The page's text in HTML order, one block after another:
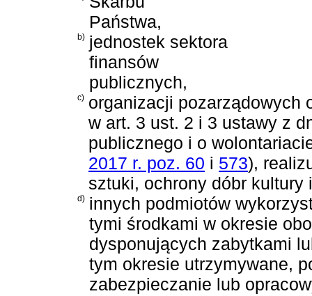
Państwa,
b) jednostek sektora
finansów
publicznych,
c) organizacji pozarządowych
w art. 3 ust. 2 i 3 ustawy z
publicznego i o
2017 r. poz. 60 i 573),
sztuki, ochrony dóbr
d) innych podmiotów
tymi środkami w okresie
dysponujących zabytkami
tym okresie utrzymywane,
zabezpieczanie lub